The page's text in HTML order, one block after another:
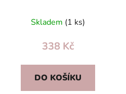
období pro děti 3+
(anglicky)
Skladem (1 ks)
338 Kč
DO KOŠÍKU